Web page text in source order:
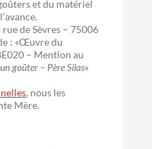
et du matériel
de Sèvres – 75006
: «Œuvre du
– Mention au
goûter – Père Silas«
, nous les
Mère.